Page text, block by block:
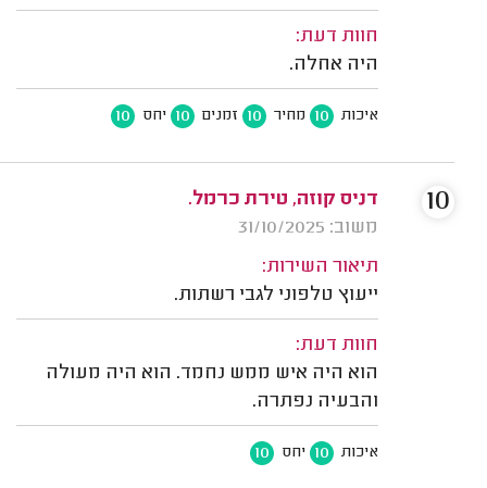
חוות דעת:
היה אחלה.
איכות 10 מחיר 10 זמנים 10 יחס 10
דניס קוזה, טירת כרמל.
משוב: 31/10/2025
תיאור השירות:
ייעוץ טלפוני לגבי רשתות.
חוות דעת:
הוא היה איש ממש נחמד. הוא היה מעולה
והבעיה נפתרה.
איכות 10 יחס 10
10